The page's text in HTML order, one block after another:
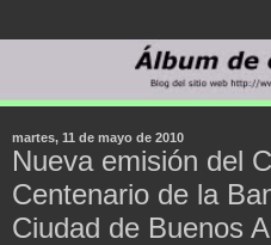
martes, 11 de mayo de 2010
Nueva emisión del
Centenario de la
Ciudad de Buenos